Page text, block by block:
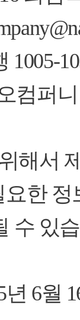
컴퍼니
해서
한
수 있
년 6월